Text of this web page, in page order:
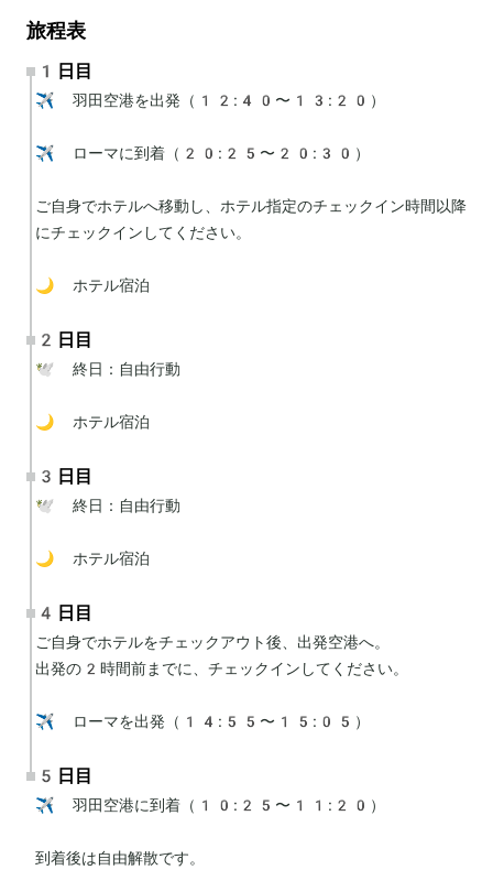
旅程表
1日目
✈️ 羽田空港を出発（12:40〜13:20）
✈️ ローマに到着（20:25〜20:30）
ご自身でホテルへ移動し、ホテル指定のチェックイン時間以降
にチェックインしてください。
🌙 ホテル宿泊
2日目
🕊 終日：自由行動
🌙 ホテル宿泊
3日目
🕊 終日：自由行動
🌙 ホテル宿泊
4日目
ご自身でホテルをチェックアウト後、出発空港へ。
出発の2時間前までに、チェックインしてください。
✈️ ローマを出発（14:55〜15:05）
5日目
✈️ 羽田空港に到着（10:25〜11:20）
到着後は自由解散です。